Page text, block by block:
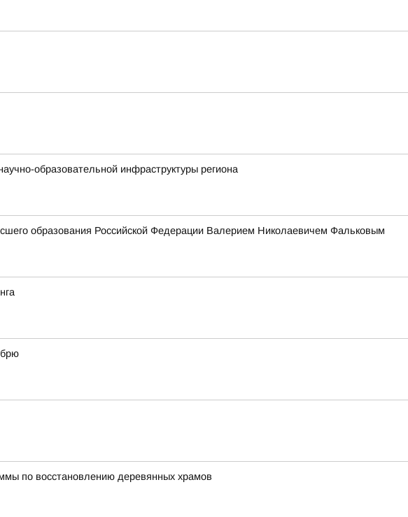
образовательной инфраструктуры региона
образования Российской Федерации Валерием Николаевичем Фальковым
по восстановлению деревянных храмов